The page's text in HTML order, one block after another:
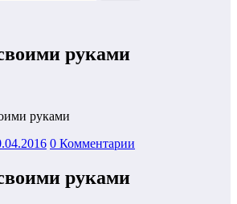
руками
руками
0 Комментарии
руками